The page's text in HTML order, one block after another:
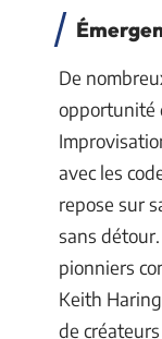
De
opportunité
avec les
repose sur
sans
pionniers
Keith
de